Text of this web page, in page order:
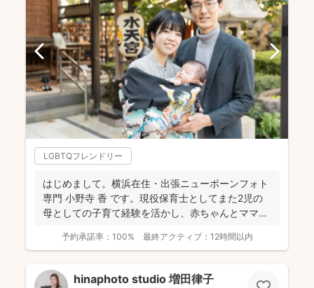
LGBTQフレンドリー
はじめまして。横浜在住・出張ニューボーンフォト
専門 小野寺 香 です。現役保育士としてまた2児の
母としての子育て経験を活かし、赤ちゃんとママの
予約承諾率： 100% 最終アクティブ： 12時間以内
hinaphoto studio 増田律子